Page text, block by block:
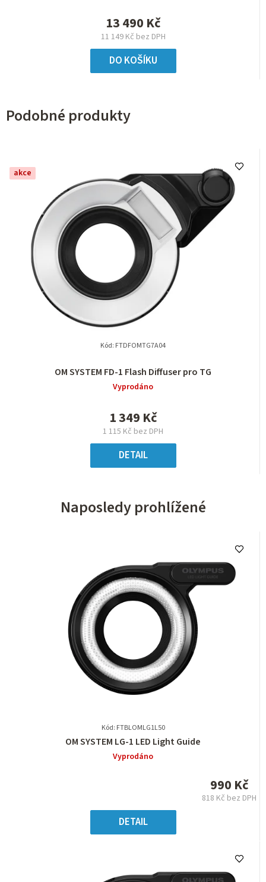
11 149 Kč bez DPH
13 490 Kč
DO KOŠÍKU
Podobné produkty
akce
OM SYSTEM FD-1 Flash Diffuser pro TG
Vyprodáno
1 115 Kč bez DPH
1 349 Kč
DETAIL
Kód: FTDFOMTG7A04
Naposledy prohlížené
Kód: FTBLOMLG1L50
Průměrné
hodnocení
5
hvězdiček.
OM SYSTEM LG-1 LED Light Guide
Vyprodáno
990 Kč
818 Kč bez DPH
DETAIL